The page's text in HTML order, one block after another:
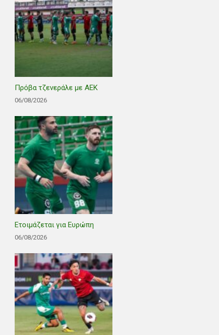
Πρόβα τζενεράλε με ΑΕΚ
06/08/2026
Ετοιμάζεται για Ευρώπη
06/08/2026